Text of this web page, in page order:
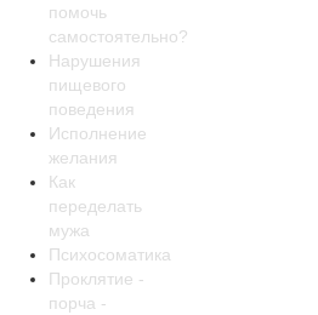
помочь
самостоятельно?
Нарушения
пищевого
поведения
Исполнение
желания
Как
переделать
мужа
Психосоматика
Проклятие -
порча -